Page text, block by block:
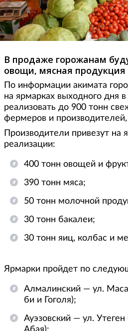
В продаже горожанам
овощи, мясная продукция
По информации акимата
на ярмарках выходного дня
реализовать до 900 тонн
фермеров и
Производители привезут на
реализации:
400 тонн овощей и
390 тонн мяса;
50 тонн молочной
30 тонн бакалеи;
30 тонн яиц, колбас и
Ярмарки пройдет по
Алмалинский — ул.
би и Гоголя);
Ауэзовский — ул.